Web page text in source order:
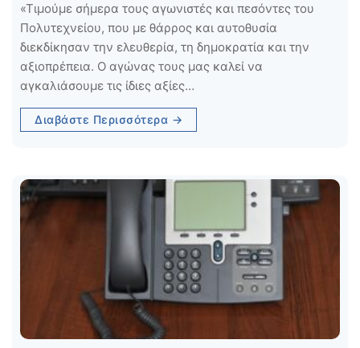
«Τιμούμε σήμερα τους αγωνιστές και πεσόντες του
Πολυτεχνείου, που με θάρρος και αυτοθυσία
διεκδίκησαν την ελευθερία, τη δημοκρατία και την
αξιοπρέπεια. Ο αγώνας τους μας καλεί να
αγκαλιάσουμε τις ίδιες αξίες…
Διαβάστε Περισσότερα →